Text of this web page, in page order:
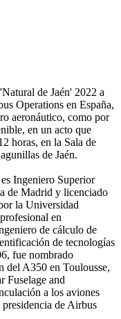
de Jaén' 2022 a
Operations en España,
aeronáutico, como por
en un acto que
horas, en la Sala de
de Jaén.
Ingeniero Superior
de Madrid y licenciado
la Universidad
en
de cálculo de
de tecnologías
fue nombrado
del A350 en Toulousse,
Fuselage and
a los aviones
de Airbus